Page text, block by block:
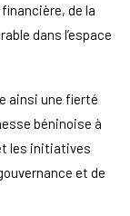
de la
dans l’espace
ainsi une fierté
béninoise à
les initiatives
et de